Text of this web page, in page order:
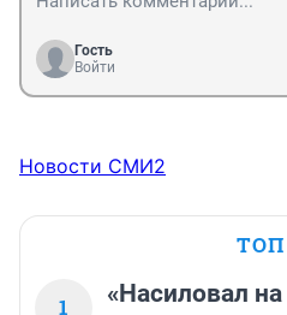
Гость
Войти
Новости СМИ2
ТОП
1
«Насиловал на